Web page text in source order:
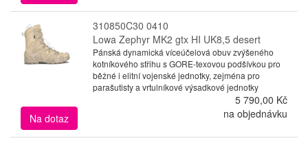
310850C30 0410
Lowa Zephyr MK2 gtx HI UK8,5 desert
Pánská dynamická víceúčelová obuv zvýšeného
kotníkového střihu s GORE-texovou podšívkou pro
běžné i elitní vojenské jednotky, zejména pro
parašutisty a vrtulníkové výsadkové jednotky
5 790,00 Kč
Na dotaz
na objednávku